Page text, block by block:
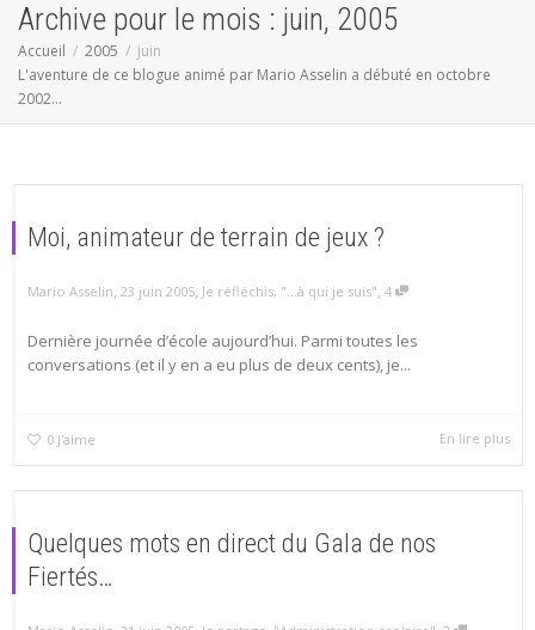
Archive pour le mois : juin, 2005
Accueil 2005
juin
L'aventure de ce blogue animé par Mario Asselin a débuté en octobre
2002...
Moi, animateur de terrain de jeux ?
Mario Asselin, 23 juin 2005, Je réfléchis, "...à qui je suis", 4
Dernière journée d’école aujourd’hui. Parmi toutes les
conversations (et il y en a eu plus de deux cents), je...
0 J'aime En lire plus
Quelques mots en direct du Gala de nos
Fiertés…